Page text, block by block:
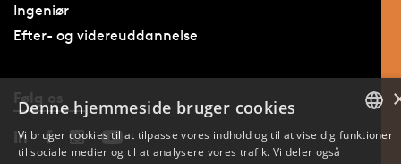
Ingeniør
Efter- og videreuddannelse
Følg os
Denne hjemmeside bruger cookies
Vi bruger cookies til at tilpasse vores indhold og til at vise dig funktioner
til sociale medier og til at analysere vores trafik. Vi deler også